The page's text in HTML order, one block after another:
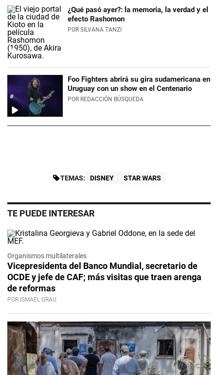
¿Qué pasó ayer?: la memoria, la verdad y el
efecto Rashomon
POR SILVANA TANZI
Foo Fighters abrirá su gira sudamericana en
Uruguay con un show en el Centenario
POR REDACCIÓN BÚSQUEDA
TEMAS: DISNEY STAR WARS
TE PUEDE INTERESAR
Organismos multilaterales
Vicepresidenta del Banco Mundial, secretario de
OCDE y jefe de CAF; más visitas que traen arenga
de reformas
POR ISMAEL GRAU